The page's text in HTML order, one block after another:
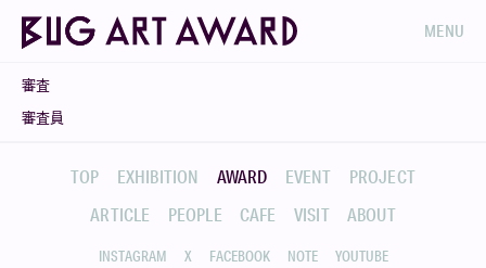
MENU
審査
審査員
TOP EXHIBITION AWARD EVENT
PROJECT
ARTICLE
PEOPLE CAFE VISIT ABOUT
INSTAGRAM X FACEBOOK NOTE YOUTUBE